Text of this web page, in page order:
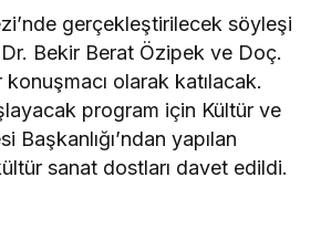
gerçekleştirilecek söyleşi
Bekir Berat Özipek ve Doç.
konuşmacı olarak katılacak.
program için Kültür ve
Başkanlığı’ndan yapılan
sanat dostları davet edildi.